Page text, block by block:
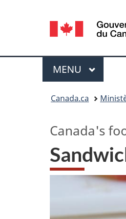
Sélection
de
la
langue
Menu
MENU PRINCIPAL
Canada.ca
Canada's